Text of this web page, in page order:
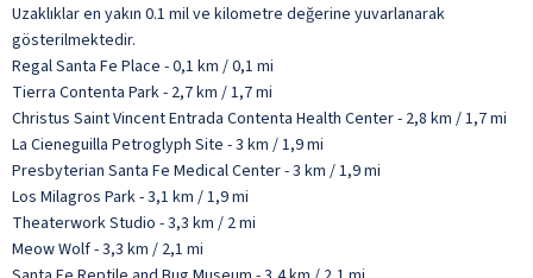
Uzaklıklar en yakın 0.1 mil ve kilometre değerine yuvarlanarak
gösterilmektedir.
Regal Santa Fe Place - 0,1 km / 0,1 mi
Tierra Contenta Park - 2,7 km / 1,7 mi
Christus Saint Vincent Entrada Contenta Health Center - 2,8 km / 1,7 mi
La Cieneguilla Petroglyph Site - 3 km / 1,9 mi
Presbyterian Santa Fe Medical Center - 3 km / 1,9 mi
Los Milagros Park - 3,1 km / 1,9 mi
Theaterwork Studio - 3,3 km / 2 mi
Meow Wolf - 3,3 km / 2,1 mi